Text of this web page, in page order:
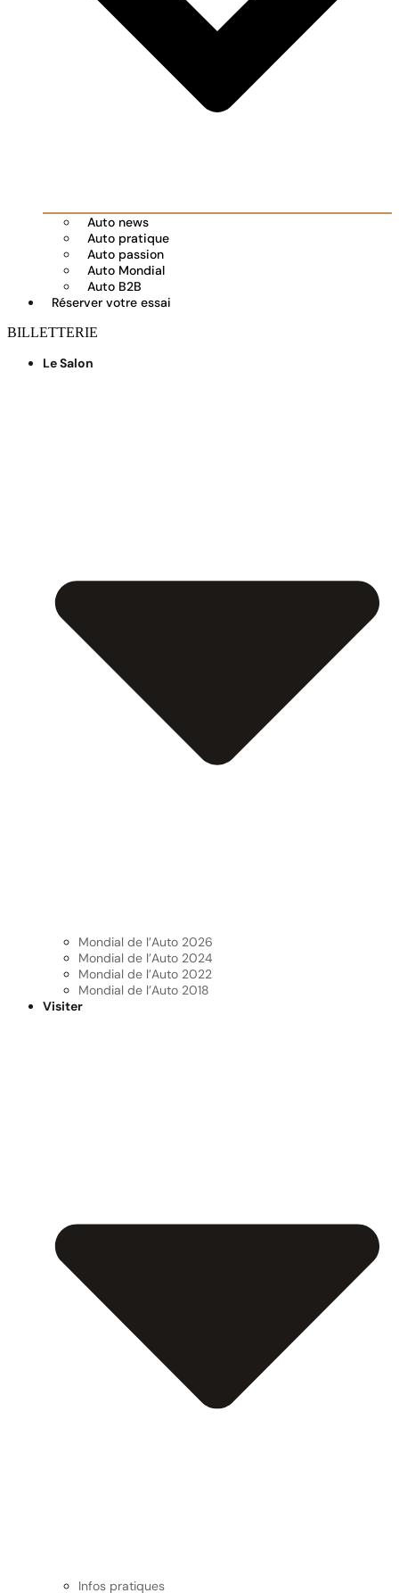
Auto news
Auto pratique
Auto passion
Auto Mondial
Auto B2B
Réserver votre essai
BILLETTERIE
Le Salon
Mondial de l’Auto 2026
Mondial de l’Auto 2024
Mondial de l’Auto 2022
Mondial de l’Auto 2018
Visiter
Infos pratiques